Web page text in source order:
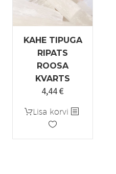
KAHE TIPUGA
RIPATS
ROOSA
KVARTS
Algne
oli:
5,55 €.
4,44€Praegune
on:
Lisa korvi